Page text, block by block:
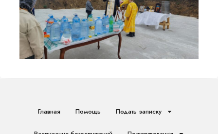
Главная Помощь Подать записку